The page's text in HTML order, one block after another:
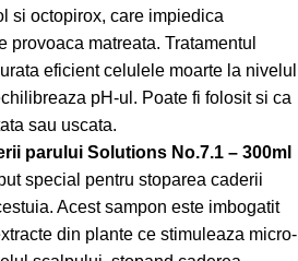
si octopirox, care impiedica
provoaca matreata. Tratamentul
eficient celulele moarte la nivelul
pH-ul. Poate fi folosit si ca
sau uscata.
parului Solutions No.7.1 – 300ml
special pentru stoparea caderii
Acest sampon este imbogatit
din plante ce stimuleaza micro-